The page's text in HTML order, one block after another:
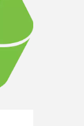
réseau
des
en-
sites